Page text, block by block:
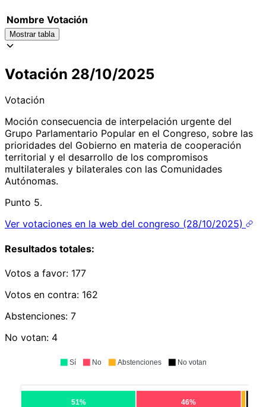
Nombre Votación
Mostrar tabla
Votación 28/10/2025
Votación
Moción consecuencia de interpelación urgente del
Grupo Parlamentario Popular en el Congreso, sobre las
prioridades del Gobierno en materia de cooperación
territorial y el desarrollo de los compromisos
multilaterales y bilaterales con las Comunidades
Autónomas.
Punto 5.
Ver votaciones en la web del congreso (28/10/2025)
Resultados totales:
Votos a favor: 177
Votos en contra: 162
Abstenciones: 7
No votan: 4
51% 46%
Sí No Abstenciones No votan